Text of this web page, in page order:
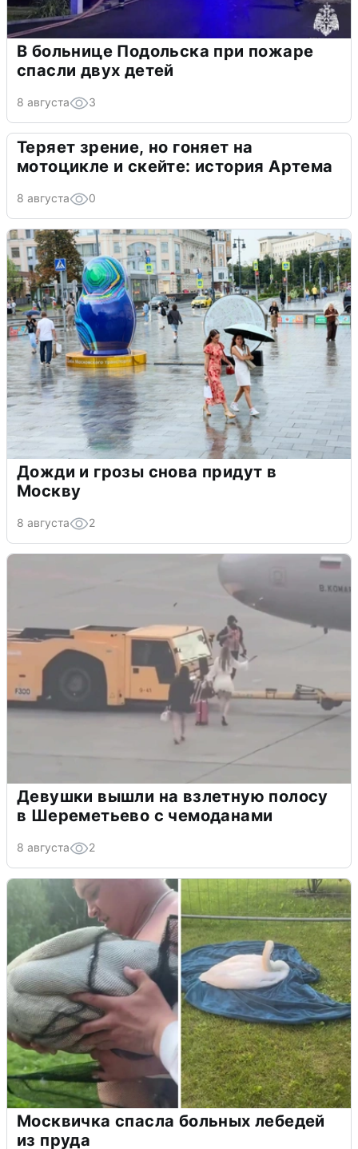
В больнице Подольска при пожаре
спасли двух детей
8 августа 3
Теряет зрение, но гоняет на
мотоцикле и скейте: история Артема
8 августа 0
Дожди и грозы снова придут в
Москву
8 августа 2
Девушки вышли на взлетную полосу
в Шереметьево с чемоданами
8 августа 2
Москвичка спасла больных лебедей
из пруда